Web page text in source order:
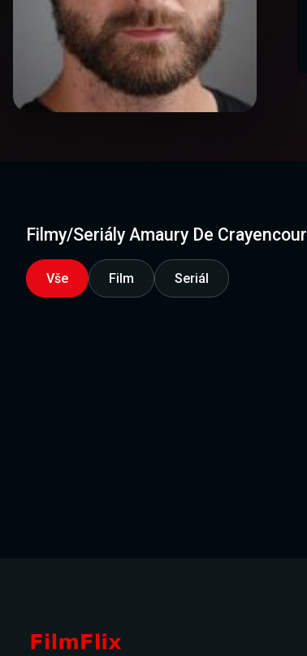
Filmy/Seriály Amaury De Crayencour
Vše Film Seriál